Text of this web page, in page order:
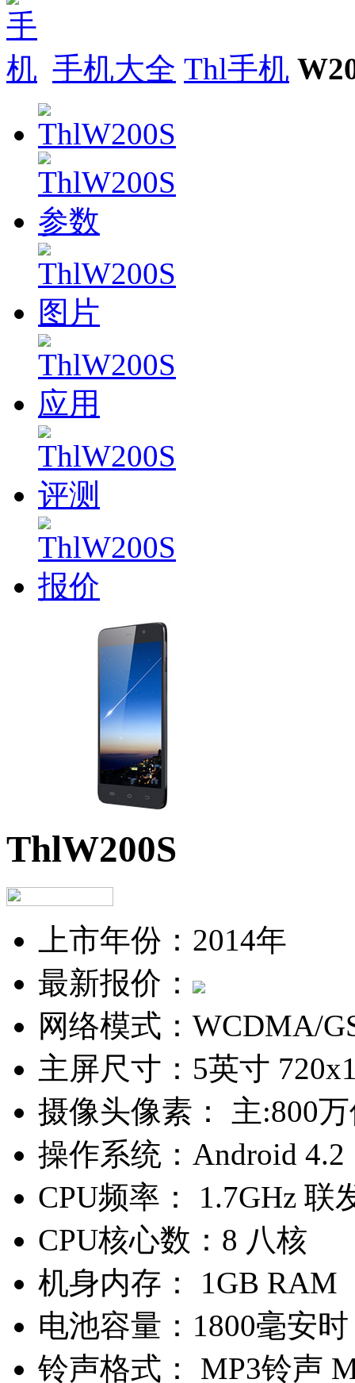
手机大全 Thl手机
ThlW200S
上市年份： 2014年
最新报价：
网络模式： WCDMA/
主屏尺寸： 5英寸
摄像头像素：
主:800
操作系统： Android 4.2
CPU频率：
1.7GHz 联
CPU核心数： 8 八核
机身内存：
1GB RAM
电池容量： 1800毫安时
铃声格式：
MP3铃声